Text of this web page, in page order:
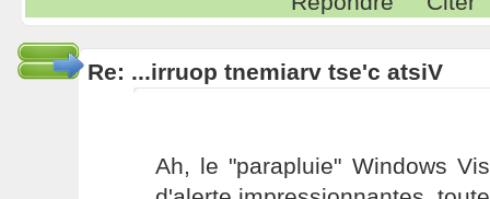
Re: ...irruop tnemiarv tse'c atsiV
Ah, le "parapluie" Windows